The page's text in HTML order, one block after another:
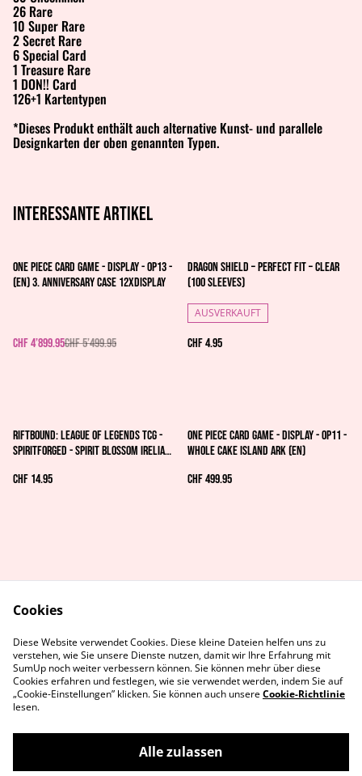
26 Rare
10 Super Rare
2 Secret Rare
6 Special Card
1 Treasure Rare
1 DON!! Card
126+1 Kartentypen
*Dieses Produkt enthält auch alternative Kunst- und parallele
Designkarten der oben genannten Typen.
Interessante artikel
%
One Piece Card Game - Display - OP13 -
(EN) 3. Anniversary CASE 12xDisplay
CHF 4’899.95CHF 5’499.95
Dragon Shield – Perfect Fit – Clear
(100 Sleeves)
AUSVERKAUFT
CHF 4.95
Riftbound: League of Legends TCG -
Spiritforged - Spirit Blossom Irelia
CHF 14.95
One Piece Card Game - Display - OP11 -
Whole Cake Island Ark (EN)
CHF 499.95
Datenschutz
Cookie-Richtlinie
Kontaktiere uns
Cookies
Diese Website verwendet Cookies. Diese kleine Dateien helfen uns zu
verstehen, wie Sie unsere Dienste nutzen, damit wir Ihre Erfahrung mit
SumUp noch weiter verbessern können. Sie können mehr über diese
Cookies erfahren und festlegen, wie sie verwendet werden, indem Sie auf
„Cookie-Einstellungen” klicken. Sie können auch unsereCookie-Richtlinie
lesen.
Alle zulassen